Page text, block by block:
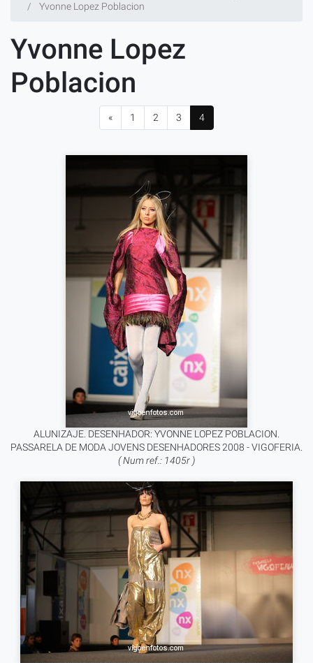
Yvonne Lopez Poblacion
Yvonne Lopez
Poblacion
« 1 2 3 4
ALUNIZAJE. DESENHADOR: YVONNE LOPEZ POBLACION.
PASSARELA DE MODA JOVENS DESENHADORES 2008 - VIGOFERIA.
( Num ref.: 1405r )